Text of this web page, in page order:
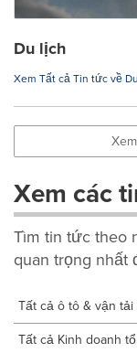
Du lịch
Xem Tất cả Tin tức về
Xem các
Tìm tin tức theo
quan trọng nhất
Tất cả ô tô & vận tải
Tất cả Kinh doanh